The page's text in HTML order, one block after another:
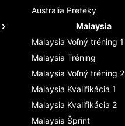
Australia Preteky
Malaysia
Malaysia Voľný tréning 1
Malaysia Tréning
Malaysia Voľný tréning 2
Malaysia Kvalifikácia 1
Malaysia Kvalifikácia 2
Malaysia Šprint